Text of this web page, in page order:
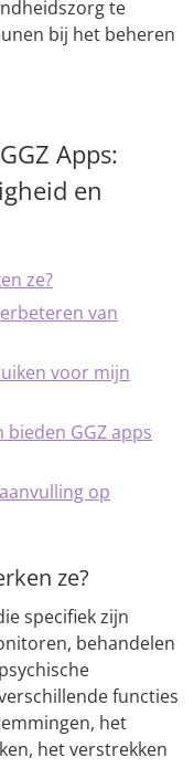
te
bij het beheren
Apps:
en
ze?
van
voor mijn
GGZ apps
op
ze?
specifiek zijn
behandelen
functies
het
het verstrekken